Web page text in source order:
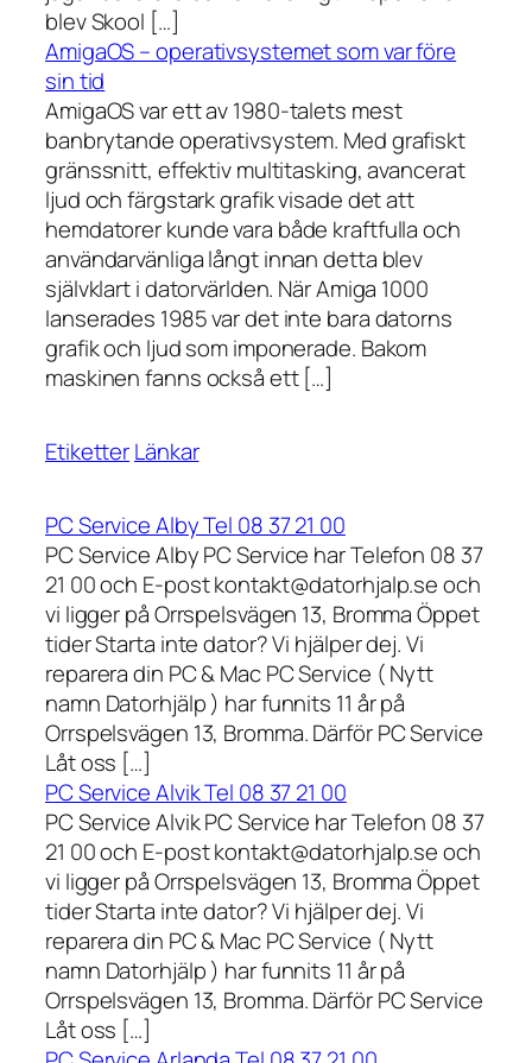
blev Skool […]
AmigaOS – operativsystemet som var före
sin tid
AmigaOS var ett av 1980-talets mest
banbrytande operativsystem. Med grafiskt
gränssnitt, effektiv multitasking, avancerat
ljud och färgstark grafik visade det att
hemdatorer kunde vara både kraftfulla och
användarvänliga långt innan detta blev
självklart i datorvärlden. När Amiga 1000
lanserades 1985 var det inte bara datorns
grafik och ljud som imponerade. Bakom
maskinen fanns också ett […]
EtiketterLänkar
PC Service Alby Tel 08 37 21 00
PC Service Alby PC Service har Telefon 08 37
21 00 och E-post kontakt@datorhjalp.se och
vi ligger på Orrspelsvägen 13, Bromma Öppet
tider Starta inte dator? Vi hjälper dej. Vi
reparera din PC & Mac PC Service ( Nytt
namn Datorhjälp ) har funnits 11 år på
Orrspelsvägen 13, Bromma. Därför PC Service
Låt oss […]
PC Service Alvik Tel 08 37 21 00
PC Service Alvik PC Service har Telefon 08 37
21 00 och E-post kontakt@datorhjalp.se och
vi ligger på Orrspelsvägen 13, Bromma Öppet
tider Starta inte dator? Vi hjälper dej. Vi
reparera din PC & Mac PC Service ( Nytt
namn Datorhjälp ) har funnits 11 år på
Orrspelsvägen 13, Bromma. Därför PC Service
Låt oss […]